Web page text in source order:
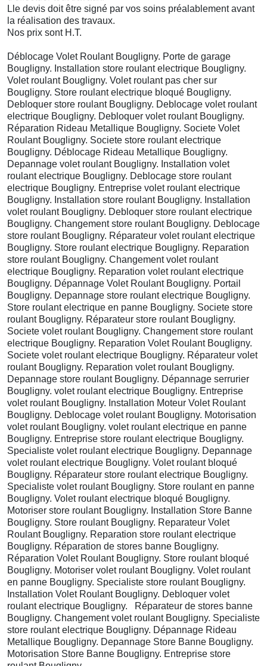
Lle devis doit être signé par vos soins préalablement avant
la réalisation des travaux.
Nos prix sont H.T.
Déblocage Volet Roulant Bougligny. Porte de garage
Bougligny. Installation store roulant electrique Bougligny.
Volet roulant Bougligny. Volet roulant pas cher sur
Bougligny. Store roulant electrique bloqué Bougligny.
Debloquer store roulant Bougligny. Deblocage volet roulant
electrique Bougligny. Debloquer volet roulant Bougligny.
Réparation Rideau Metallique Bougligny. Societe Volet
Roulant Bougligny. Societe store roulant electrique
Bougligny. Déblocage Rideau Metallique Bougligny.
Depannage volet roulant Bougligny. Installation volet
roulant electrique Bougligny. Deblocage store roulant
electrique Bougligny. Entreprise volet roulant electrique
Bougligny. Installation store roulant Bougligny. Installation
volet roulant Bougligny. Debloquer store roulant electrique
Bougligny. Changement store roulant Bougligny. Deblocage
store roulant Bougligny. Réparateur volet roulant electrique
Bougligny. Store roulant electrique Bougligny. Reparation
store roulant Bougligny. Changement volet roulant
electrique Bougligny. Reparation volet roulant electrique
Bougligny. Dépannage Volet Roulant Bougligny. Portail
Bougligny. Depannage store roulant electrique Bougligny.
Store roulant electrique en panne Bougligny. Societe store
roulant Bougligny. Réparateur store roulant Bougligny.
Societe volet roulant Bougligny. Changement store roulant
electrique Bougligny. Reparation Volet Roulant Bougligny.
Societe volet roulant electrique Bougligny. Réparateur volet
roulant Bougligny. Reparation volet roulant Bougligny.
Depannage store roulant Bougligny. Dépannage serrurier
Bougligny. volet roulant electrique Bougligny. Entreprise
volet roulant Bougligny. Installation Moteur Volet Roulant
Bougligny. Deblocage volet roulant Bougligny. Motorisation
volet roulant Bougligny. volet roulant electrique en panne
Bougligny. Entreprise store roulant electrique Bougligny.
Specialiste volet roulant electrique Bougligny. Depannage
volet roulant electrique Bougligny. Volet roulant bloqué
Bougligny. Réparateur store roulant electrique Bougligny.
Specialiste volet roulant Bougligny. Store roulant en panne
Bougligny. Volet roulant electrique bloqué Bougligny.
Motoriser store roulant Bougligny. Installation Store Banne
Bougligny. Store roulant Bougligny. Reparateur Volet
Roulant Bougligny. Reparation store roulant electrique
Bougligny. Réparation de stores banne Bougligny.
Réparation Volet Roulant Bougligny. Store roulant bloqué
Bougligny. Motoriser volet roulant Bougligny. Volet roulant
en panne Bougligny. Specialiste store roulant Bougligny.
Installation Volet Roulant Bougligny. Debloquer volet
roulant electrique Bougligny. Réparateur de stores banne
Bougligny. Changement volet roulant Bougligny. Specialiste
store roulant electrique Bougligny. Dépannage Rideau
Metallique Bougligny. Depannage Store Banne Bougligny.
Motorisation Store Banne Bougligny. Entreprise store